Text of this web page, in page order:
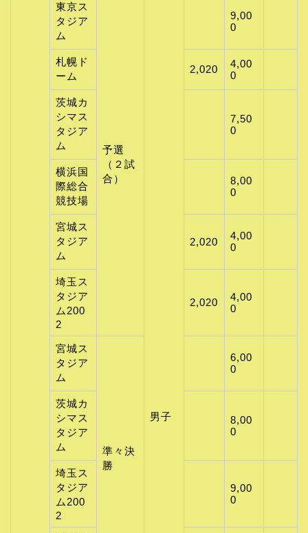
東京ス
タジア
ム
予選
（２試
合）
男子
9,00
0
札幌ド
ーム
2,020
4,00
0
茨城カ
シマス
タジア
ム
7,50
0
横浜国
際総合
競技場
8,00
0
宮城ス
タジア
ム
2,020
4,00
0
埼玉ス
タジア
ム200
2
2,020
4,00
0
宮城ス
タジア
ム
準々決
勝
6,00
0
茨城カ
シマス
タジア
ム
8,00
0
埼玉ス
タジア
ム200
2
9,00
0